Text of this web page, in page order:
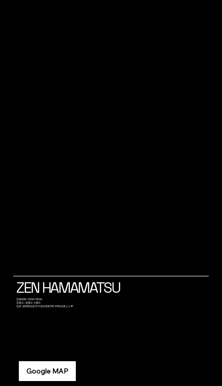
Google MAP
ZEN HAMAMATSU
​営業時間 : 23:00~05:00
営業日 : 金曜日 土曜日
​住所 : 静岡県浜松市中央区田町315-34笠井屋ビル4F